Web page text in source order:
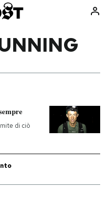
Consumismi
Storie/Idee
Media
di ciò